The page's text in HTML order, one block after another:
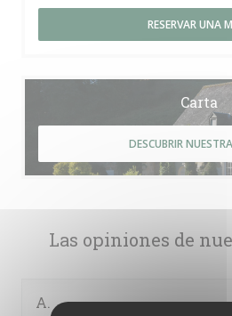
Las opiniones de
A
RESERVAR UNA
Carta
DESCUBRIR